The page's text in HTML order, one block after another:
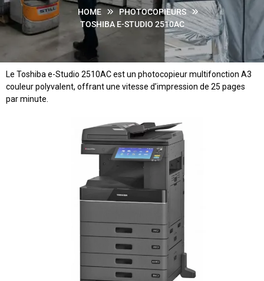
HOME
PHOTOCOPIEURS
TOSHIBA E-STUDIO 2510AC
Le Toshiba e-Studio 2510AC est un photocopieur multifonction A3
couleur polyvalent, offrant une vitesse d’impression de 25 pages
par minute.